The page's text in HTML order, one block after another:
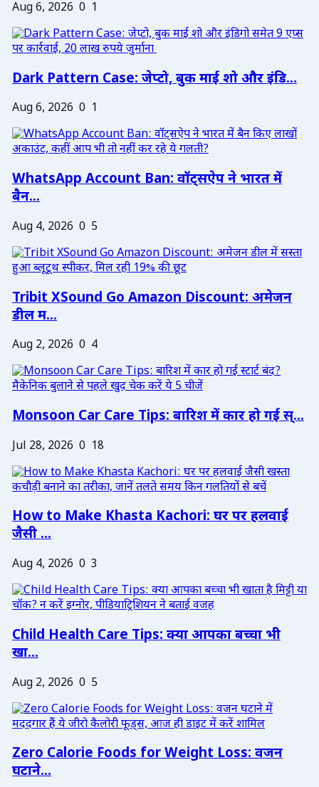
Aug 6, 2026 0 1
Dark Pattern Case: जेप्टो, बुक माई शो और इंडि...
Aug 6, 2026 0 1
WhatsApp Account Ban: वॉट्सऐप ने भारत में
बैन...
Aug 4, 2026 0 5
Tribit XSound Go Amazon Discount: अमेजन
डील म...
Aug 2, 2026 0 4
Monsoon Car Care Tips: बारिश में कार हो गई स्...
Jul 28, 2026 0 18
How to Make Khasta Kachori: घर पर हलवाई
जैसी ...
Aug 4, 2026 0 3
Child Health Care Tips: क्या आपका बच्चा भी
खा...
Aug 2, 2026 0 5
Zero Calorie Foods for Weight Loss: वजन
घटाने...